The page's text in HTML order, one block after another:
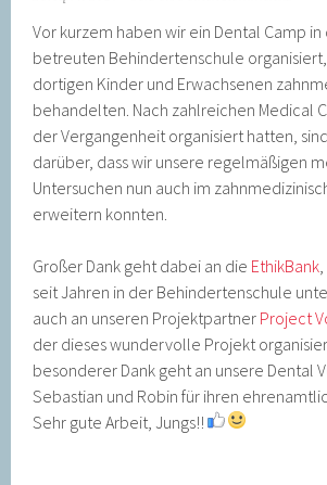
Vor kurzem haben wir ein Dental Camp in
betreuten Behindertenschule
dortigen Kinder und Erwachsenen
behandelten. Nach zahlreichen Medical
der Vergangenheit organisiert hatten,
darüber, dass wir unsere regelmäßigen
Untersuchen nun auch im
erweitern konnten.
Großer Dank geht dabei an die EthikBank
seit Jahren in der Behindertenschule
auch an unseren Projektpartner Project
der dieses wundervolle Projekt
besonderer Dank geht an unsere Dental
Sebastian und Robin für ihren
Sehr gute Arbeit, Jungs!!